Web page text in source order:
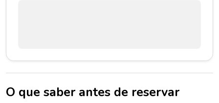
O que saber antes de reservar